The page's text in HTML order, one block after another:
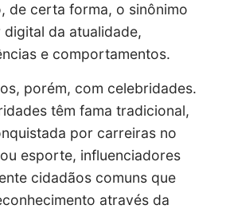
de certa forma, o sinônimo
da atualidade,
e comportamentos.
porém, com celebridades.
têm fama tradicional,
por carreiras no
esporte, influenciadores
cidadãos comuns que
através da